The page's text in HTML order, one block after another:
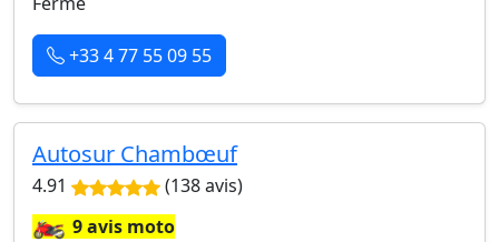
+33 4 77 55 09 55
Autosur Chambœuf
4.91 (138 avis)
🏍️9 avis moto